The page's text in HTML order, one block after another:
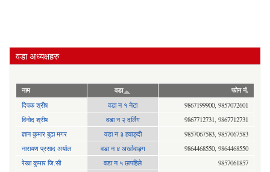
वडा अध्यक्षहरु
नाम वडा फोन नं.
दिपक श्रीष वडा न १ नेटा
9867199900, 9857072601
विनोद श्रीष
वडा न २ दर्लिंग
9867712731, 9867712731
ज्ञान कुमार बुढा मगर
वडा न ३ हवाङ्दी
9857067583, 9857067583
नारायण प्रसाद अर्याल
वडा न‍ ४ अर्खावाङ्ग
9864468550, 9864468550
रेखा कुमार जि.सी
वडा न ५ छापहिले
9857061857